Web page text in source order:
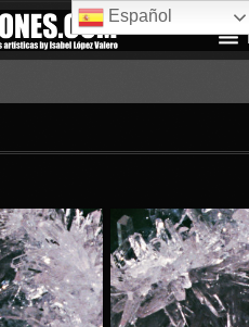
Español